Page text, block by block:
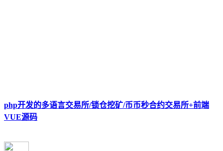
php开发的多语言交易所/锁仓挖矿/币币秒合约交易所+前端
VUE源码